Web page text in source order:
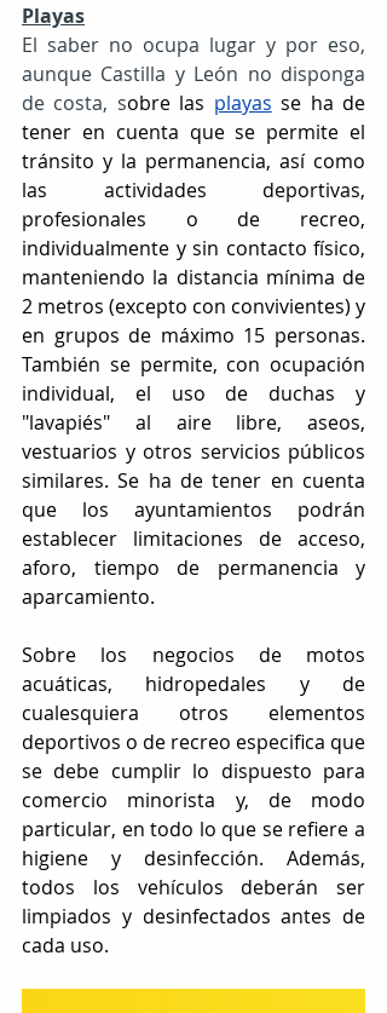
Playas
El saber no ocupa lugar y por eso,
aunque Castilla y León no disponga
de costa, sobre las playas se ha de
tener en cuenta que se permite el
tránsito y la permanencia, así como
las actividades deportivas,
profesionales o de recreo,
individualmente y sin contacto físico,
manteniendo la distancia mínima de
2 metros (excepto con convivientes) y
en grupos de máximo 15 personas.
También se permite, con ocupación
individual, el uso de duchas y
"lavapiés" al aire libre, aseos,
vestuarios y otros servicios públicos
similares. Se ha de tener en cuenta
que los ayuntamientos podrán
establecer limitaciones de acceso,
aforo, tiempo de permanencia y
aparcamiento.
Sobre los negocios de motos
acuáticas, hidropedales y de
cualesquiera otros elementos
deportivos o de recreo especifica que
se debe cumplir lo dispuesto para
comercio minorista y, de modo
particular, en todo lo que se refiere a
higiene y desinfección. Además,
todos los vehículos deberán ser
limpiados y desinfectados antes de
cada uso.